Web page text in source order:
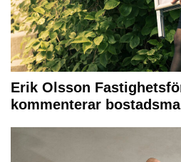
Erik Olsson
kommenterar